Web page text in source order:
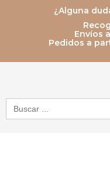
¿Alguna
Envíos
Pedidos a
Buscar: